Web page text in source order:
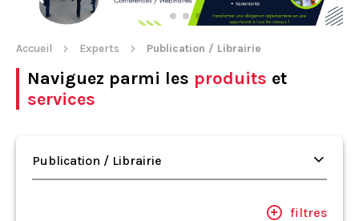
Accueil Experts Publication / Librairie
Naviguez parmi les produits et
services
Publication / Librairie
filtres